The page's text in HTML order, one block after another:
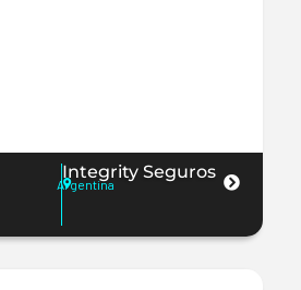
Integrity Seguros
Argentina